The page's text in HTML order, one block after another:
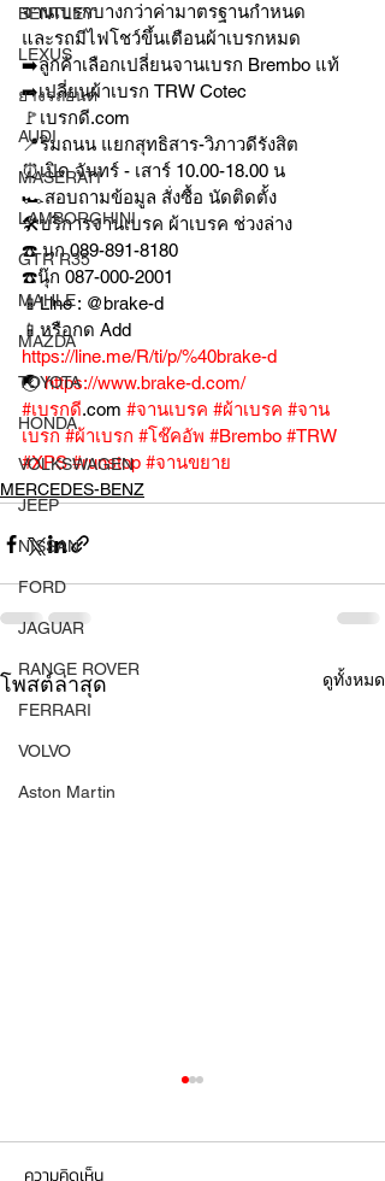
BENTLEY
LEXUS
ยางรถยนต์
AUDI
MASERATI
LAMBORGHINI
GTR R35
MAHLE
MAZDA
TOYOTA
HONDA
VOLKSWAGEN
JEEP
NISSAN
FORD
JAGUAR
RANGE ROVER
FERRARI
VOLVO
Aston Martin
จานเบรกบางกว่าค่ามาตรฐานกำหนด
และรถมีไฟโชว์ขึ้นเตือนผ้าเบรกหมด
➡️ลูกค้าเลือกเปลี่ยนจานเบรก Brembo แท้
➡️เปลี่ยนผ้าเบรก TRW Cotec
🚩เบรกดี.com
📍ริมถนน แยกสุทธิสาร-วิภาวดีรังสิต
⏰เปิด จันทร์ - เสาร์ 10.00-18.00 น
🏎สอบถามข้อมูล สั่งซื้อ นัดติดตั้ง
🛠บริการจานเบรค ผ้าเบรค ช่วงล่าง
☎️ นก 089-891-8180
☎️นุ๊ก 087-000-2001
📱Line : @brake-d
📱หรือกด Add
https://line.me/R/ti/p/%40brake-d
🌏 https://www.brake-d.com/
#เบรกดี.com #จานเบรค #ผ้าเบรค #จาน
เบรก #ผ้าเบรก #โช๊คอัพ #Brembo #TRW
#XPS #runstop #จานขยาย
MERCEDES-BENZ
โพสต์ล่าสุด ดูทั้งหมด
ความคิดเห็น